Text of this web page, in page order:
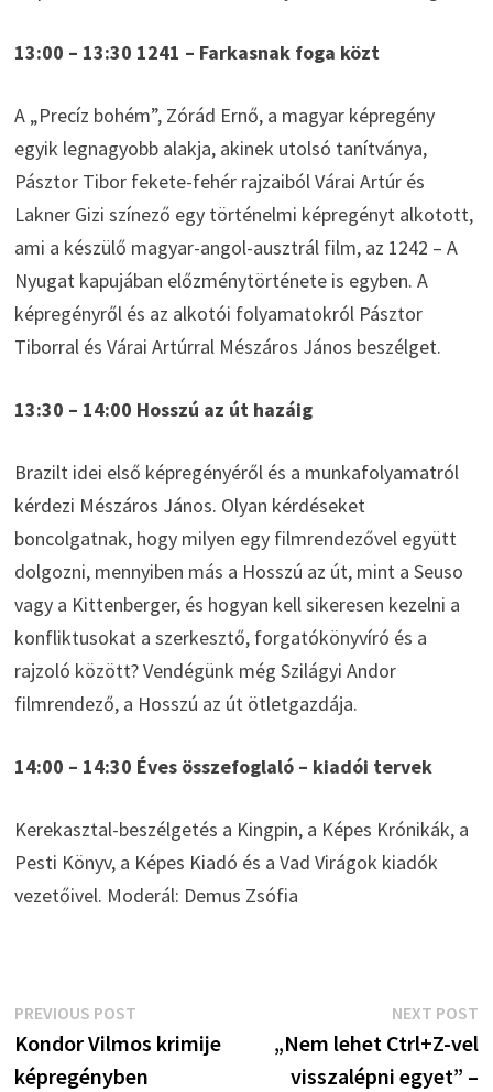
13:00 – 13:30 1241 – Farkasnak foga közt
A „Precíz bohém”, Zórád Ernő, a magyar képregény
egyik legnagyobb alakja, akinek utolsó tanítványa,
Pásztor Tibor fekete-fehér rajzaiból Várai Artúr és
Lakner Gizi színező egy történelmi képregényt alkotott,
ami a készülő magyar-angol-ausztrál film, az 1242 – A
Nyugat kapujában előzménytörténete is egyben. A
képregényről és az alkotói folyamatokról Pásztor
Tiborral és Várai Artúrral Mészáros János beszélget.
13:30 – 14:00 Hosszú az út hazáig
Brazilt idei első képregényéről és a munkafolyamatról
kérdezi Mészáros János. Olyan kérdéseket
boncolgatnak, hogy milyen egy filmrendezővel együtt
dolgozni, mennyiben más a Hosszú az út, mint a Seuso
vagy a Kittenberger, és hogyan kell sikeresen kezelni a
konfliktusokat a szerkesztő, forgatókönyvíró és a
rajzoló között? Vendégünk még Szilágyi Andor
filmrendező, a Hosszú az út ötletgazdája.
14:00 – 14:30 Éves összefoglaló – kiadói tervek
Kerekasztal-beszélgetés a Kingpin, a Képes Krónikák, a
Pesti Könyv, a Képes Kiadó és a Vad Virágok kiadók
vezetőivel. Moderál: Demus Zsófia
Bejegyzés
navigáció
PREVIOUS POSTPrevious
post:
Kondor Vilmos krimije
képregényben
NEXT POST
„Nem lehet Ctrl+Z-vel
visszalépni egyet” –